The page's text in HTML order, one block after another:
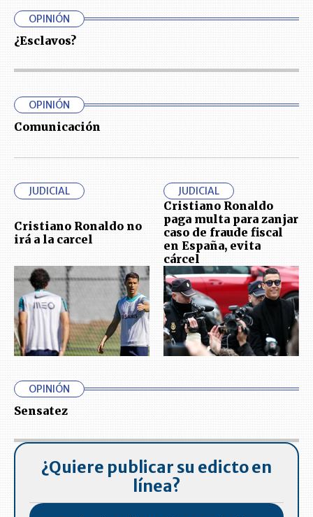
OPINIÓN
¿Esclavos?
OPINIÓN
Comunicación
JUDICIAL
Cristiano Ronaldo no
irá a la carcel
JUDICIAL
Cristiano Ronaldo
paga multa para zanjar
caso de fraude fiscal
en España, evita
cárcel
OPINIÓN
Sensatez
¿Quiere publicar su edicto en
línea?